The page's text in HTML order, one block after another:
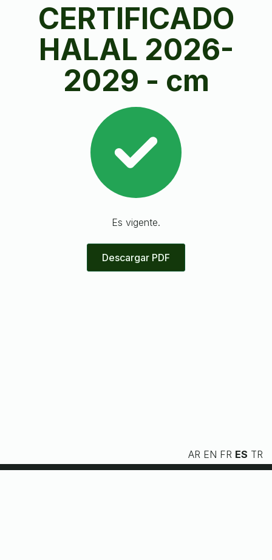
CERTIFICADO
HALAL 2026-
2029 - cm
Es vigente.
Descargar PDF
AR EN FR ES TR